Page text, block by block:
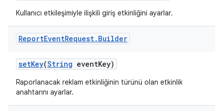
Kullanıcı etkileşimiyle ilişkili giriş etkinliğini ayarlar.
ReportEventRequest. Builder
setKey(String eventKey)
Raporlanacak reklam etkinliğinin türünü olan etkinlik
anahtarını ayarlar.